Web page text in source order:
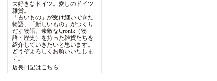
大好きなドイツ。愛しのドイツ
雑貨。
「古いもの」が受け継いできた
物語、「新しいもの」がつくり
だす物語。素敵なQronik（物
語・歴史）を持った雑貨たちを
紹介していきたいと思います。
どうぞよろしくお願いいたしま
す。
店長日記はこちら